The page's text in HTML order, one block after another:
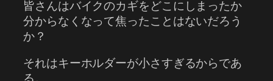
皆さんはバイクのカギをどこにしまったか
分からなくなって焦ったことはないだろう
か？
それはキーホルダーが小さすぎるからであ